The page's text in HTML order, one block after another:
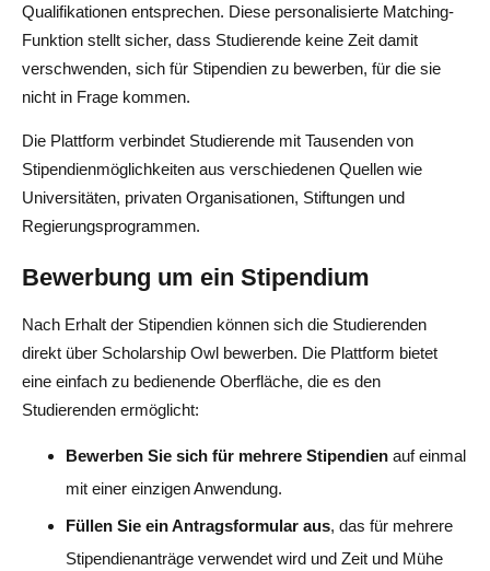
Qualifikationen entsprechen. Diese personalisierte Matching-
Funktion stellt sicher, dass Studierende keine Zeit damit
verschwenden, sich für Stipendien zu bewerben, für die sie
nicht in Frage kommen.
Die Plattform verbindet Studierende mit Tausenden von
Stipendienmöglichkeiten aus verschiedenen Quellen wie
Universitäten, privaten Organisationen, Stiftungen und
Regierungsprogrammen.
Bewerbung um ein Stipendium
Nach Erhalt der Stipendien können sich die Studierenden
direkt über Scholarship Owl bewerben. Die Plattform bietet
eine einfach zu bedienende Oberfläche, die es den
Studierenden ermöglicht:
Bewerben Sie sich für mehrere Stipendien auf einmal
mit einer einzigen Anwendung.
Füllen Sie ein Antragsformular aus, das für mehrere
Stipendienanträge verwendet wird und Zeit und Mühe